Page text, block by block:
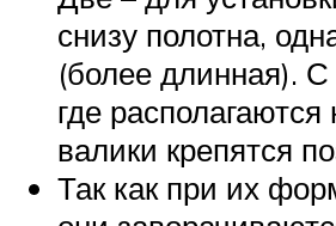
снизу полотна,
(более длинная).
где
валики крепятся
Так как при их